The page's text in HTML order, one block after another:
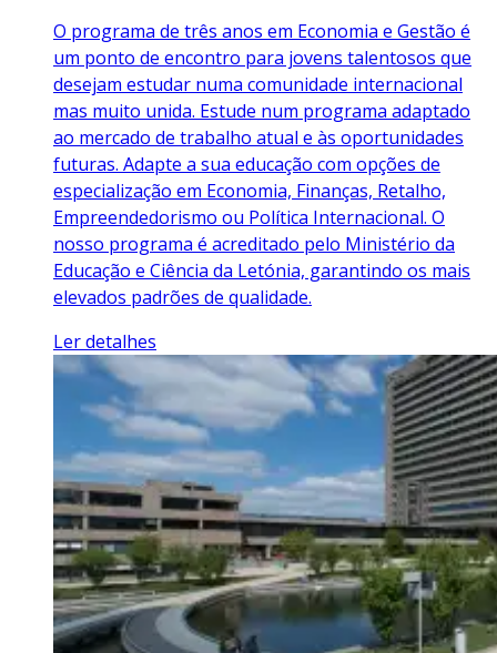
O programa de três anos em Economia e Gestão é
um ponto de encontro para jovens talentosos que
desejam estudar numa comunidade internacional
mas muito unida. Estude num programa adaptado
ao mercado de trabalho atual e às oportunidades
futuras. Adapte a sua educação com opções de
especialização em Economia, Finanças, Retalho,
Empreendedorismo ou Política Internacional. O
nosso programa é acreditado pelo Ministério da
Educação e Ciência da Letónia, garantindo os mais
elevados padrões de qualidade.
Ler detalhes